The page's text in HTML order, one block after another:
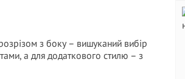
з боку – вишуканий вибір
а для додаткового стилю – з